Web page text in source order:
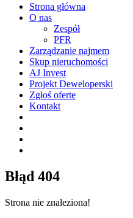
Strona główna
O nas
Zespół
PFR
Zarządzanie najmem
Skup nieruchomości
AJ Invest
Projekt Deweloperski
Zgłoś ofertę
Kontakt
Błąd 404
Strona nie znaleziona!